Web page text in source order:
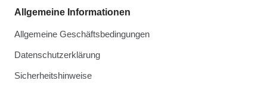
Allgemeine Informationen
Allgemeine Geschäftsbedingungen
Datenschutzerklärung
Sicherheitshinweise